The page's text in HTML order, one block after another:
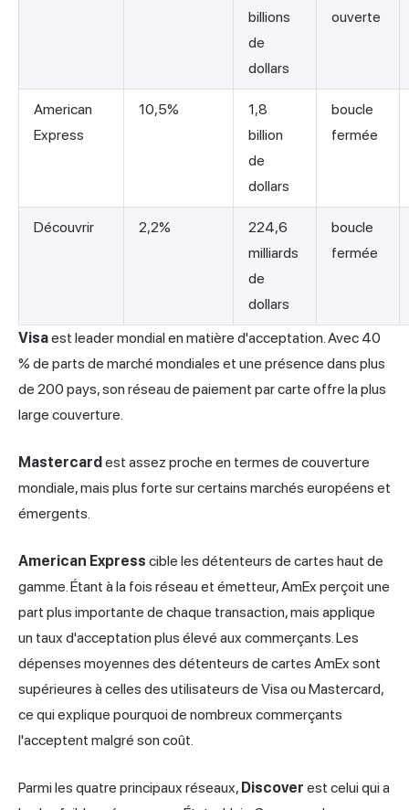
billions
de
dollars
ouverte
American
Express
10,5%
1,8
billion
de
dollars
boucle
fermée
Découvrir 2,2%
224,6
milliards
de
dollars
boucle
fermée
Visaest leader mondial en matière d'acceptation. Avec 40
% de parts de marché mondiales et une présence dans plus
de 200 pays, son réseau de paiement par carte offre la plus
large couverture.
Mastercard est assez proche en termes de couverture
mondiale, mais plus forte sur certains marchés européens et
émergents.
American Express cible les détenteurs de cartes haut de
gamme. Étant à la fois réseau et émetteur, AmEx perçoit une
part plus importante de chaque transaction, mais applique
un taux d'acceptation plus élevé aux commerçants. Les
dépenses moyennes des détenteurs de cartes AmEx sont
supérieures à celles des utilisateurs de Visa ou Mastercard,
ce qui explique pourquoi de nombreux commerçants
l'acceptent malgré son coût.
Parmi les quatre principaux réseaux, Discover est celui qui a